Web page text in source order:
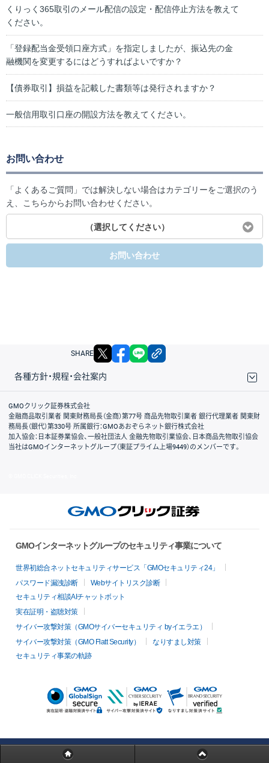
くりっく365取引のメール配信の設定・配信停止方法を教えて
ください。
「登録配当金受領口座方式」を指定しましたが、振込先の金
融機関を変更するにはどうすればよいですか？
【債券取引】損益を記載した書類等は発行されますか？
一般信用取引口座の開設方法を教えてください。
お問い合わせ
「よくあるご質問」では解決しない場合はカテゴリーをご選択のう
え、こちらからお問い合わせください。
（選択してください）
お問い合わせ
SHARE X facebook
各種方針・規程・会社案内
取引規程・約款
サイトマップ
その他のご案内
個人情報保護方針
最良執行方針
サイトのご利用について
ディスクレイマー
信託保全
リスク説明
会社案内
GMOクリック証券株式会社
金融商品取引業者 関東財務局長（金商）第77号 商品先物取引業者 銀行代理業者 関東財
務局長（銀代）第330号 所属銀行：GMOあおぞらネット銀行株式会社
加入協会：日本証券業協会、一般社団法人 金融先物取引業協会、日本商品先物取引協会
当社はGMOインターネットグループ（東証プライム上場9449）のメンバーです。
GMOインターネットグループのセキュリティ事業について
世界初総合ネットセキュリティサービス「GMOセキュリティ24」
パスワード漏洩診断
Webサイトリスク診断
セキュリティ相談AIチャットボット
実在証明・盗聴対策
サイバー攻撃対策（GMOサイバーセキュリティ byイエラエ）
サイバー攻撃対策（GMO Flatt Security）
なりすまし対策
セキュリティ事業の軌跡